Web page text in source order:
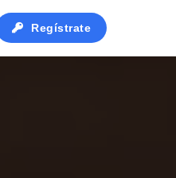
Regístrate